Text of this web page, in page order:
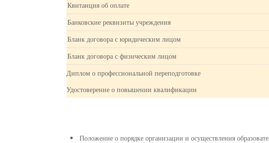
Квитанция об оплате
Банковские реквизиты учреждения
Бланк договора с юридическим лицом
Бланк договора с физическим лицом
Диплом о профессиональной переподготовке
Удостоверение о повышении квалификации
Положение о порядке организации и осуществления